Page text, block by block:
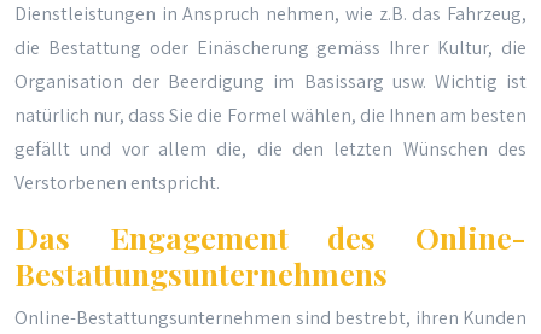
Dienstleistungen in Anspruch nehmen, wie z.B. das Fahrzeug,
die Bestattung oder Einäscherung gemäss Ihrer Kultur, die
Organisation der Beerdigung im Basissarg usw. Wichtig ist
natürlich nur, dass Sie die Formel wählen, die Ihnen am besten
gefällt und vor allem die, die den letzten Wünschen des
Verstorbenen entspricht.
Das Engagement des Online-
Bestattungsunternehmens
Online-Bestattungsunternehmen sind bestrebt, ihren Kunden